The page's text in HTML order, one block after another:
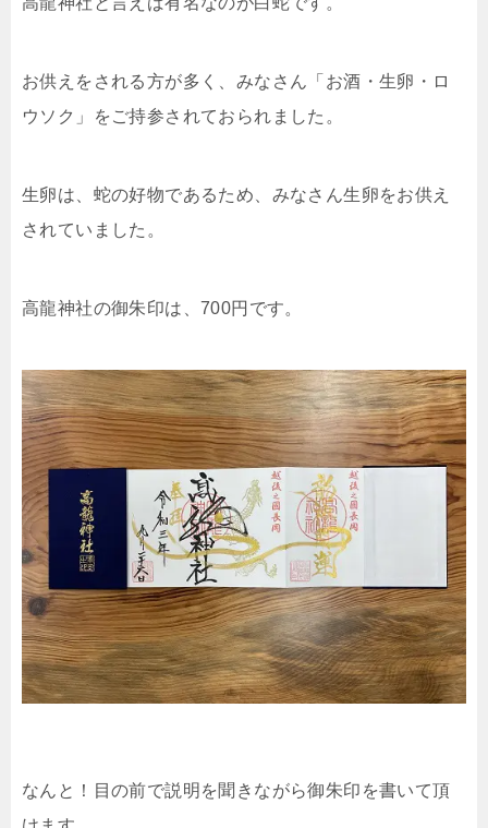
お供えをされる方が多く、みなさん「お酒・生卵・ロ
ウソク」をご持参されておられました。
生卵は、蛇の好物であるため、みなさん生卵をお供え
されていました。
高龍神社の御朱印は、700円です。
なんと！目の前で説明を聞きながら御朱印を書いて頂